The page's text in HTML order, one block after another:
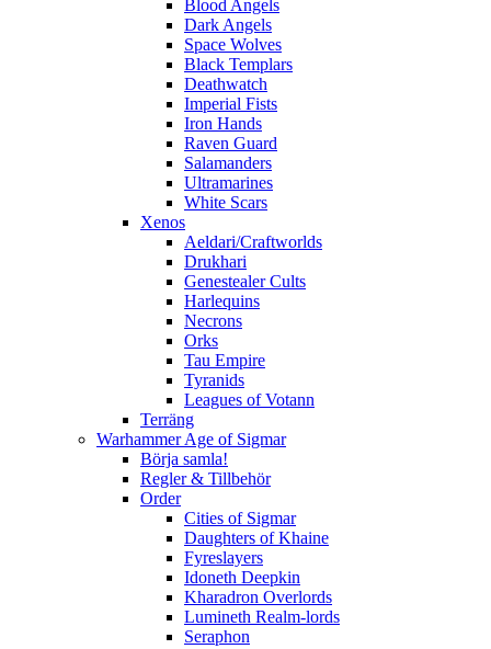
Blood Angels
Dark Angels
Space Wolves
Black Templars
Deathwatch
Imperial Fists
Iron Hands
Raven Guard
Salamanders
Ultramarines
White Scars
Xenos
Aeldari/Craftworlds
Drukhari
Genestealer Cults
Harlequins
Necrons
Orks
Tau Empire
Tyranids
Leagues of Votann
Terräng
Warhammer Age of Sigmar
Börja samla!
Regler & Tillbehör
Order
Cities of Sigmar
Daughters of Khaine
Fyreslayers
Idoneth Deepkin
Kharadron Overlords
Lumineth Realm-lords
Seraphon